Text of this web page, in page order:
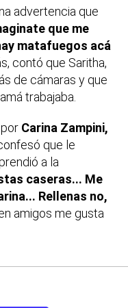
advertencia que
que me
matafuegos acá
contó que Saritha,
de cámaras y que
trabajaba.
Carina Zampini,
que le
a la
caseras... Me
Rellenas no,
amigos me gusta